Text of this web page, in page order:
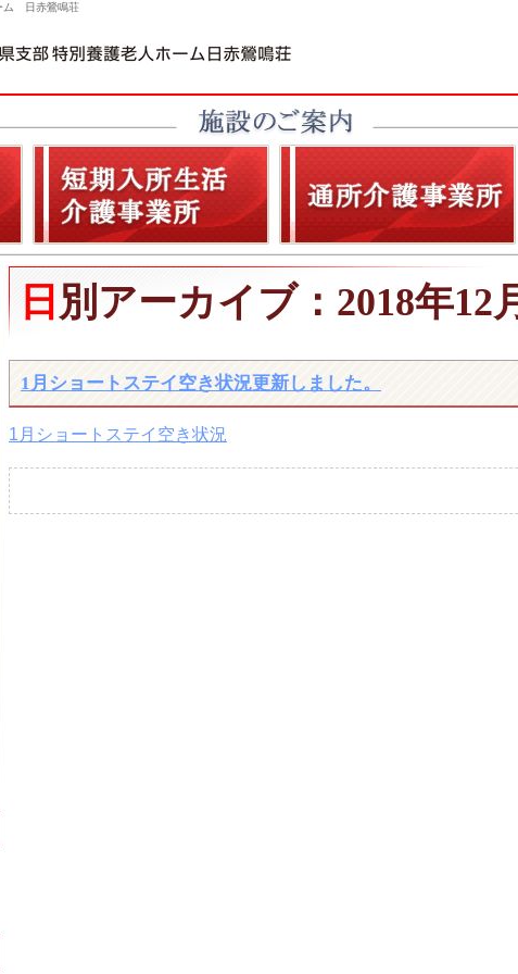
ム 日赤鶯鳴荘
日別アーカイブ：2018年12
1月ショートステイ空き状況更新しました。
1月ショートステイ空き状況